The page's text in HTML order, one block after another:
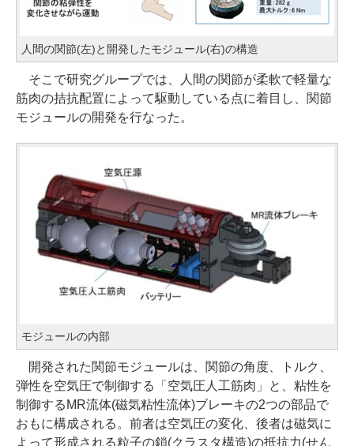
人間の関節(左)と開発したモジュール(右)の構造
そこで研究グループでは、人間の関節が柔軟で軽量な
筋肉の拮抗配置によって駆動している点に着目し、関節
モジュールの開発を行なった。
モジュールの内部
開発された関節モジュールは、関節の角度、トルク、
弾性を空気圧で制御する「空気圧人工筋肉」と、粘性を
制御するMR流体(磁気粘性流体)ブレーキの2つの部品で
おもに構成される。前者は空気圧の変化、後者は磁気に
よって形成される粒子の鎖(クラスタ構造)の抵抗力(せん